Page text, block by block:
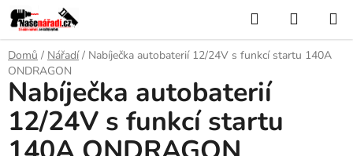
Přejít
na
obsah
Hledat
KOŠÍK
Domů / Nářadí / Nabíječka autobaterií 12/24V s funkcí startu 140A
ONDRAGON
Nabíječka autobaterií
12/24V s funkcí startu